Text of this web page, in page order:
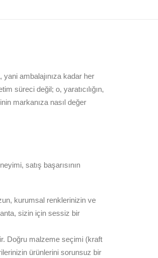
ambalajınıza kadar her
süreci değil; o, yaratıcılığın,
markanıza nasıl değer
satış başarısının
kurumsal renklerinizin ve
sizin için sessiz bir
Doğru malzeme seçimi (kraft
ürünlerini sorunsuz bir